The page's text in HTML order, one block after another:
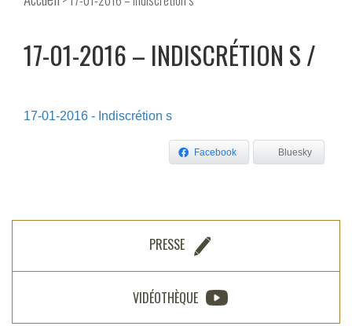
17-01-2016 – INDISCRÉTION S
17-01-2016 - Indiscrétion s
Facebook Bluesky
PRESSE
VIDÉOTHÈQUE